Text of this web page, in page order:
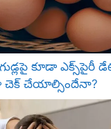
కూడా ఎక్స్‌పైరీ
చెక్ చేయాల్సిందేనా?